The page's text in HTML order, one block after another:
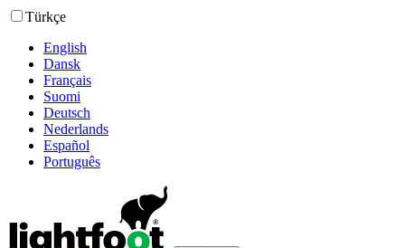
Türkçe
English
Dansk
Français
Suomi
Deutsch
Nederlands
Español
Português